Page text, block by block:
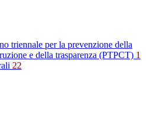
triennale per la prevenzione della
e della trasparenza (PTPCT) 1
22